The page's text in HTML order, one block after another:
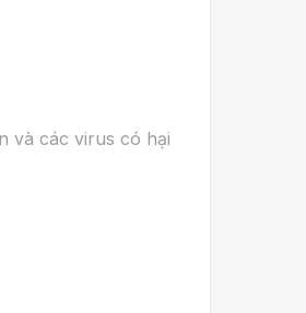
và các virus có hại